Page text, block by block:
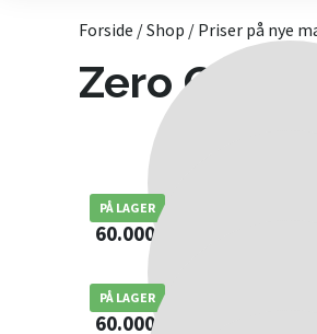
Zero
Forside /Shop / Priser på nye
PÅ LAGER
Carelax Everest Plus – Sort
60.000,00
PÅ LAGER
Carelax Everest Massagestol
60.000,00